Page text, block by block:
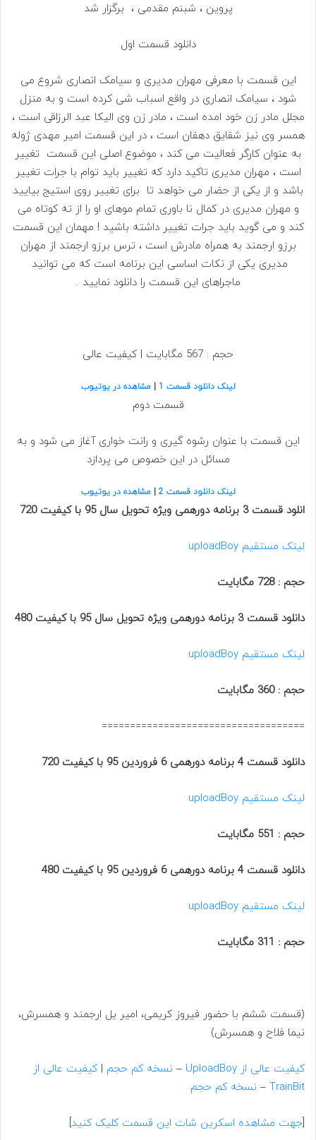
پروین ، شبنم مقدمی ، برگزار شد
دانلود قسمت اول
این قسمت با معرفی مهران مدیری و سیامک انصاری شروع می
شود ، سیامک انصاری در واقع اسباب شی کرده است و به منزل
مجلل مادر زن خود امده است ، مادر زن وی الیکا عبد الرزاقی است ،
همسر وی نیز شقایق دهقان است ، در این قسمت امیر مهدی ژوله
به عنوان کارگر فعالیت می کند ، موضوع اصلی این قسمت تغییر
است ، مهران مدیری تاکید دارد که تغییر باید توام با جرات تغییر
باشد و از یکی از حضار می خواهد تا برای تغییر روی استیج بیایید
و مهران مدیری در کمال نا باوری تمام موهای او را از ته کوتاه می
کند و می گوید باید جرات تغییر داشته باشید ! مهمان این قسمت
برزو ارجمند به همراه مادرش است ، ترس برزو ارجمند از مهران
مدیری یکی از نکات اساسی این برنامه است که می توانید
ماجراهای این قسمت را دانلود نمایید .
حجم : 567 مگابایت | کیفیت عالی
لینک دانلود قسمت 1 |مشاهده در یوتیوب
قسمت دوم
این قسمت با عنوان رشوه گیری و رانت خواری آغاز می شود و به
مسائل در این خصوص می پردازد
لینک دانلود قسمت 2 |مشاهده در یوتیوب
انلود قسمت 3 برنامه دورهمی ویژه تحویل سال 95 با کیفیت 720
لینک مستقیم uploadBoy
حجم : 728 مگابایت
دانلود قسمت 3 برنامه دورهمی ویژه تحویل سال 95 با کیفیت 480
لینک مستقیم uploadBoy
حجم : 360 مگابایت
====================================
دانلود قسمت 4 برنامه دورهمی 6 فروردین 95 با کیفیت 720
لینک مستقیم uploadBoy
حجم : 551 مگابایت
دانلود قسمت 4 برنامه دورهمی 6 فروردین 95 با کیفیت 480
لینک مستقیم uploadBoy
حجم : 311 مگابایت
(قسمت ششم با حضور فیروز کریمی، امیر یل ارجمند و همسرش،
نیما فلاح و همسرش)
کیفیت عالی از UploadBoy – نسخه کم حجم |کیفیت عالی از
TrainBit
– نسخه کم حجم
[جهت مشاهده اسکرین شات این قسمت کلیک کنید]